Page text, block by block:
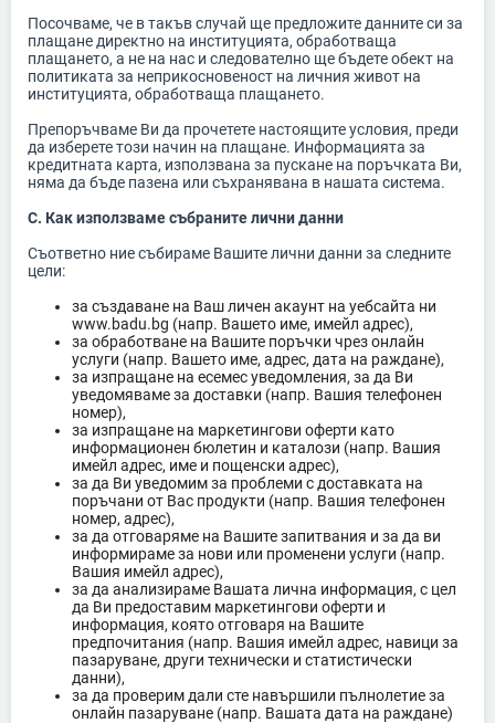
Посочваме, че в такъв случай ще предложите данните си за
плащане директно на институцията, обработваща
плащането, а не на нас и следователно ще бъдете обект на
политиката за неприкосновеност на личния живот на
институцията, обработваща плащането.
Препоръчваме Ви да прочетете настоящите условия, преди
да изберете този начин на плащане. Информацията за
кредитната карта, използвана за пускане на поръчката Ви,
няма да бъде пазена или съхранявана в нашата система.
C. Как използваме събраните лични данни
Съответно ние събираме Вашите лични данни за следните
цели:
за създаване на Ваш личен акаунт на уебсайта ни
www.badu.bg (напр. Вашето име, имейл адрес),
за обработване на Вашите поръчки чрез онлайн
услуги (напр. Вашето име, адрес, дата на раждане),
за изпращане на есемес уведомления, за да Ви
уведомяваме за доставки (напр. Вашия телефонен
номер),
за изпращане на маркетингови оферти като
информационен бюлетин и каталози (напр. Вашия
имейл адрес, име и пощенски адрес),
за да Ви уведомим за проблеми с доставката на
поръчани от Вас продукти (напр. Вашия телефонен
номер, адрес),
за да отговаряме на Вашите запитвания и за да ви
информираме за нови или променени услуги (напр.
Вашия имейл адрес),
за да анализираме Вашата лична информация, с цел
да Ви предоставим маркетингови оферти и
информация, която отговаря на Вашите
предпочитания (напр. Вашия имейл адрес, навици за
пазаруване, други технически и статистически
данни),
за да проверим дали сте навършили пълнолетие за
онлайн пазаруване (напр. Вашата дата на раждане)